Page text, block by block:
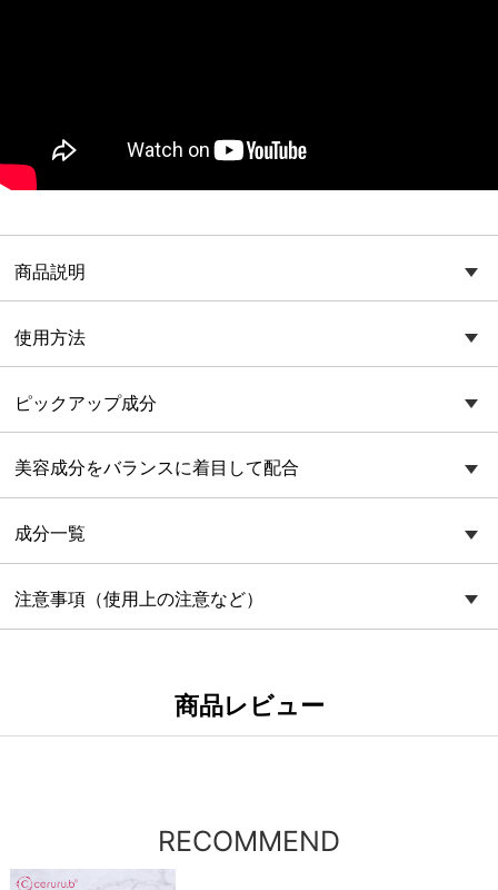
商品説明
使用方法
ピックアップ成分
美容成分をバランスに着目して配合
成分一覧
注意事項（使用上の注意など）
商品レビュー
RECOMMEND